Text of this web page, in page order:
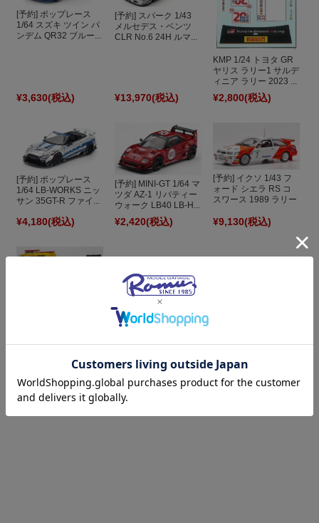
[予約] ポップレース
1/64 スズキ ツイン パ
ンデム QR32 ブルー...
¥3,630(税込)
[予約] スパーク 1/43
メルセデス・ベンツ
CLR No.6 24H ルマ...
¥13,970(税込)
KMP 1/24 トヨタ GR
ヤリス ラリー1 サルデ
ィニア ラリー 2023 ...
¥2,800(税込)
[予約] ポップレース
1/64 LB-WORKS ニッ
サン 35GT-R ファイ...
¥4,180(税込)
[予約] MINI-GT 1/64 マ
ツダ AZ-1 リバティー
ウォーク LB40 LB-H...
¥2,420(税込)
[予約] イクソ 1/43 フ
ォード シエラ RS コ
スワース 1989 ラリー
¥9,130(税込)